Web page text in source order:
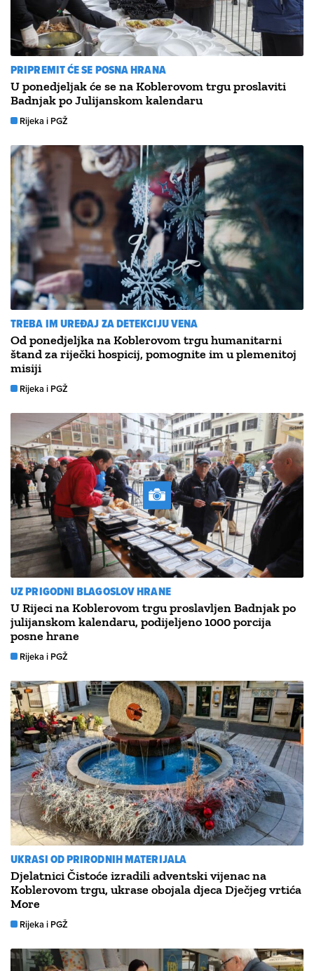
PRIPREMIT ĆE SE POSNA HRANA
U ponedjeljak će se na Koblerovom trgu proslaviti
Badnjak po Julijanskom kalendaru
Rijeka i PGŽ
TREBA IM UREĐAJ ZA DETEKCIJU VENA
Od ponedjeljka na Koblerovom trgu humanitarni
štand za riječki hospicij, pomognite im u plemenitoj
misiji
Rijeka i PGŽ
UZ PRIGODNI BLAGOSLOV HRANE
U Rijeci na Koblerovom trgu proslavljen Badnjak po
julijanskom kalendaru, podijeljeno 1000 porcija
posne hrane
Rijeka i PGŽ
UKRASI OD PRIRODNIH MATERIJALA
Djelatnici Čistoće izradili adventski vijenac na
Koblerovom trgu, ukrase obojala djeca Dječjeg vrtića
More
Rijeka i PGŽ